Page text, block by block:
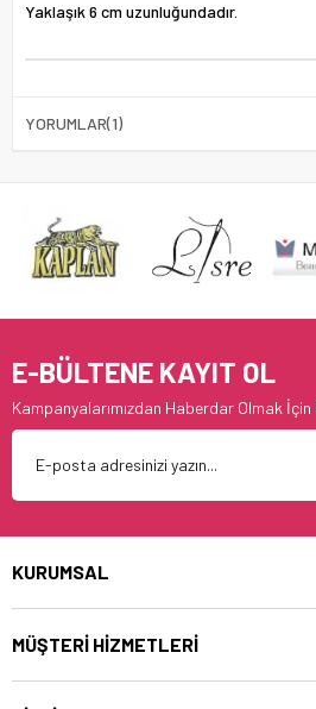
Yaklaşık 6 cm uzunluğundadır.
YORUMLAR(1)
E-BÜLTENE KAYIT OL
Kampanyalarımızdan Haberdar Olmak İçin
KURUMSAL
MÜŞTERİ HİZMETLERİ